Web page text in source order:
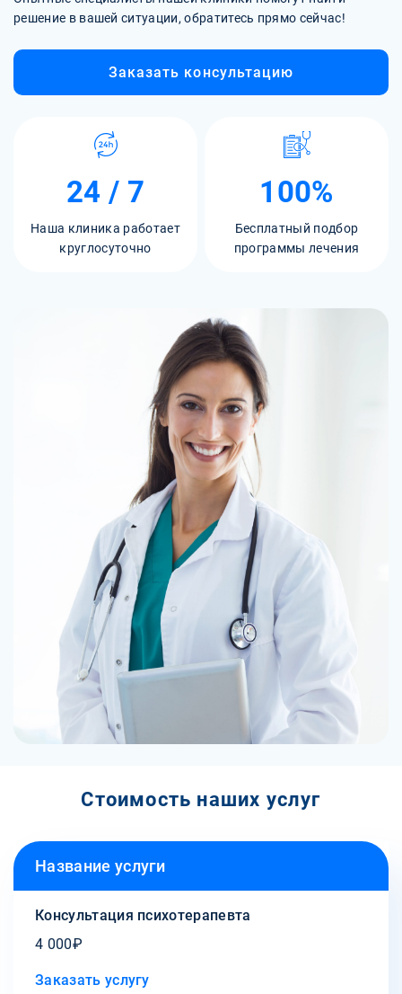
решение в вашей ситуации, обратитесь прямо сейчас!
Заказать консультацию
24 / 7
Наша клиника работает
круглосуточно
100%
Бесплатный подбор
программы лечения
Стоимость наших услуг
Название услуги
Консультация психотерапевта
4 000₽
Заказать услугу